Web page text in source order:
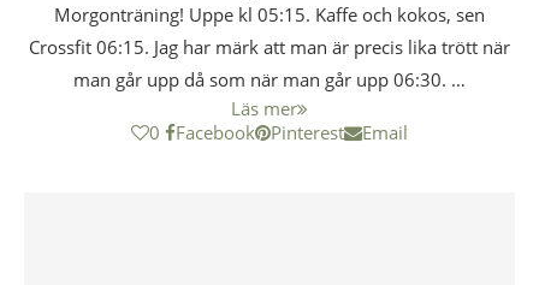
Morgonträning! Uppe kl 05:15. Kaffe och kokos, sen
Crossfit 06:15. Jag har märk att man är precis lika trött när
man går upp då som när man går upp 06:30. …
Läs mer
0
Facebook Pinterest Email